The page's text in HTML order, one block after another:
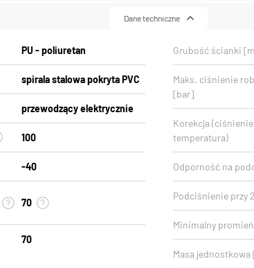
Dane techniczne
PU - poliuretan
spirala stalowa pokryta PVC
przewodzący elektrycznie
100
-40
70
70
Grubość ścianki
Maks. ciśnienie
[bar]
Korekcja
temperatura)
Odporność na
Podciśnienie przy
Minimalny
Masa